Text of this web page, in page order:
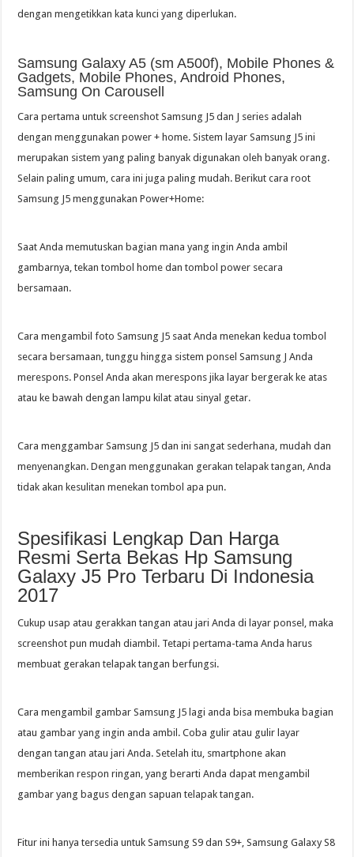
dengan mengetikkan kata kunci yang diperlukan.
Samsung Galaxy A5 (sm A500f), Mobile Phones &
Gadgets, Mobile Phones, Android Phones,
Samsung On Carousell
Cara pertama untuk screenshot Samsung J5 dan J series adalah
dengan menggunakan power + home. Sistem layar Samsung J5 ini
merupakan sistem yang paling banyak digunakan oleh banyak orang.
Selain paling umum, cara ini juga paling mudah. Berikut cara root
Samsung J5 menggunakan Power+Home:
Saat Anda memutuskan bagian mana yang ingin Anda ambil
gambarnya, tekan tombol home dan tombol power secara
bersamaan.
Cara mengambil foto Samsung J5 saat Anda menekan kedua tombol
secara bersamaan, tunggu hingga sistem ponsel Samsung J Anda
merespons. Ponsel Anda akan merespons jika layar bergerak ke atas
atau ke bawah dengan lampu kilat atau sinyal getar.
Cara menggambar Samsung J5 dan ini sangat sederhana, mudah dan
menyenangkan. Dengan menggunakan gerakan telapak tangan, Anda
tidak akan kesulitan menekan tombol apa pun.
Spesifikasi Lengkap Dan Harga
Resmi Serta Bekas Hp Samsung
Galaxy J5 Pro Terbaru Di Indonesia
2017
Cukup usap atau gerakkan tangan atau jari Anda di layar ponsel, maka
screenshot pun mudah diambil. Tetapi pertama-tama Anda harus
membuat gerakan telapak tangan berfungsi.
Cara mengambil gambar Samsung J5 lagi anda bisa membuka bagian
atau gambar yang ingin anda ambil. Coba gulir atau gulir layar
dengan tangan atau jari Anda. Setelah itu, smartphone akan
memberikan respon ringan, yang berarti Anda dapat mengambil
gambar yang bagus dengan sapuan telapak tangan.
Fitur ini hanya tersedia untuk Samsung S9 dan S9+, Samsung Galaxy S8